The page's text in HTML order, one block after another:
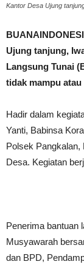
Kantor Desa Ujung
Ujung tanjung,
Langsung Tunai
tidak mampu
Hadir dalam
Yanti, Babinsa
Polsek
Desa. Kegiatan
Penerima bantuan
Musyawarah
dan BPD,